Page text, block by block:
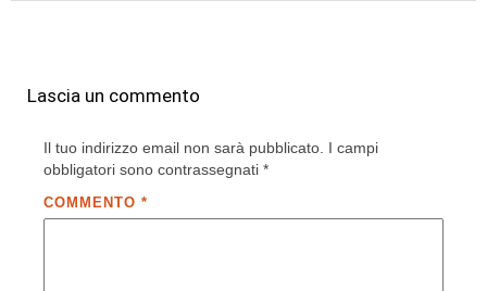
Lascia un commento
Il tuo indirizzo email non sarà pubblicato. I campi
obbligatori sono contrassegnati *
COMMENTO *